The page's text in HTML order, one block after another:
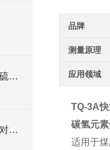
品牌
测量原理
应用领域
TQ-3A
碳氢元
适用于
煤中硫分有何危害？注意注意硫的危害！
全自动测硫仪常见故障分析与对应解决策略分享